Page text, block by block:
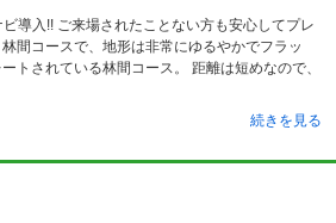
導入!! ご来場されたことない方も安心してプレ
間コースで、地形は非常にゆるやかでフラッ
トされている林間コース。 距離は短めなので、
続きを見る